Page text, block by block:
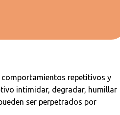
repetitivos y
intimidar, degradar, humillar
ser perpetrados por